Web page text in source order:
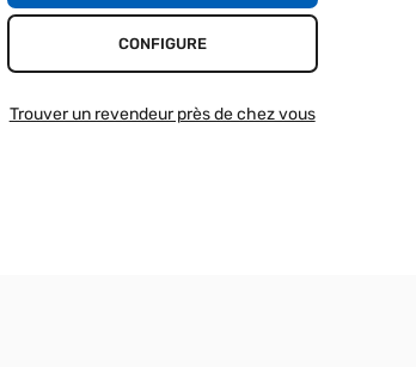
CONFIGURE
Trouver un revendeur près de chez vous